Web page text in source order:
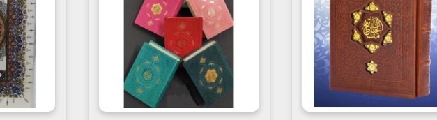
شده است. مطالب این قسمت از ماه رجب شروع شده و با اعمال ماه جمادی الثانی و سپس اعمال نوروز و
ثمالی، دعای افتتاح و دعای سحر معروف، اعمال شب‌های قدر در اعمال ماه رمضان، دعای امام حسین در
بخش از مفاتیح به شمار می‌روند.
و نیز اذن دخول حرم‌ها ذکر شده است. نخستین زیارت، زیارت رسول خدا(ص) است که بعد از آن، زیارت
امام، این بخش شامل زیارت امامزادگان و بعضی از بزرگان و علمای شیعه نیز می‌شود، زیارت‌هایی
سلمان فارسی و غیره. اعمال برخی از مساجد معروف مثل مسجد کوفه، مسجد صعصعه نیز در این